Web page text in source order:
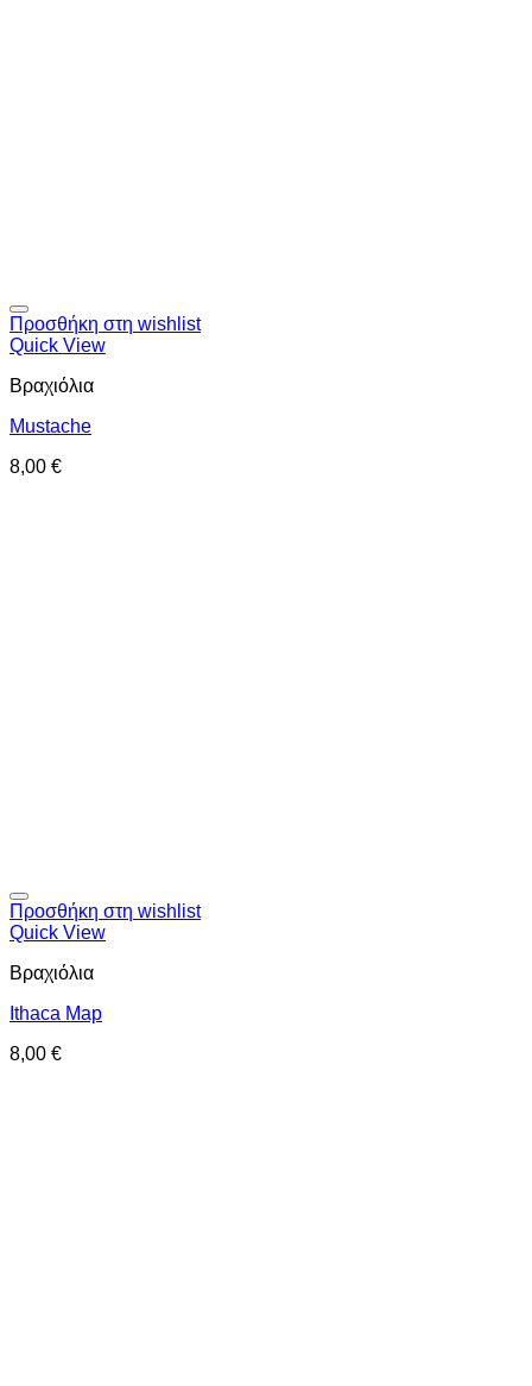
Προσθήκη στη wishlist
Quick View
Βραχιόλια
Mustache
8,00 €
Προσθήκη στη wishlist
Quick View
Βραχιόλια
Ithaca Map
8,00 €